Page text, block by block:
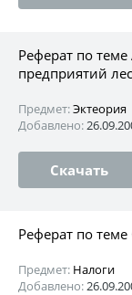
Реферат по
предприятий
Предмет:Эктеория
Добавлено:
Скачать
Реферат по
Предмет: Налоги
Добавлено: